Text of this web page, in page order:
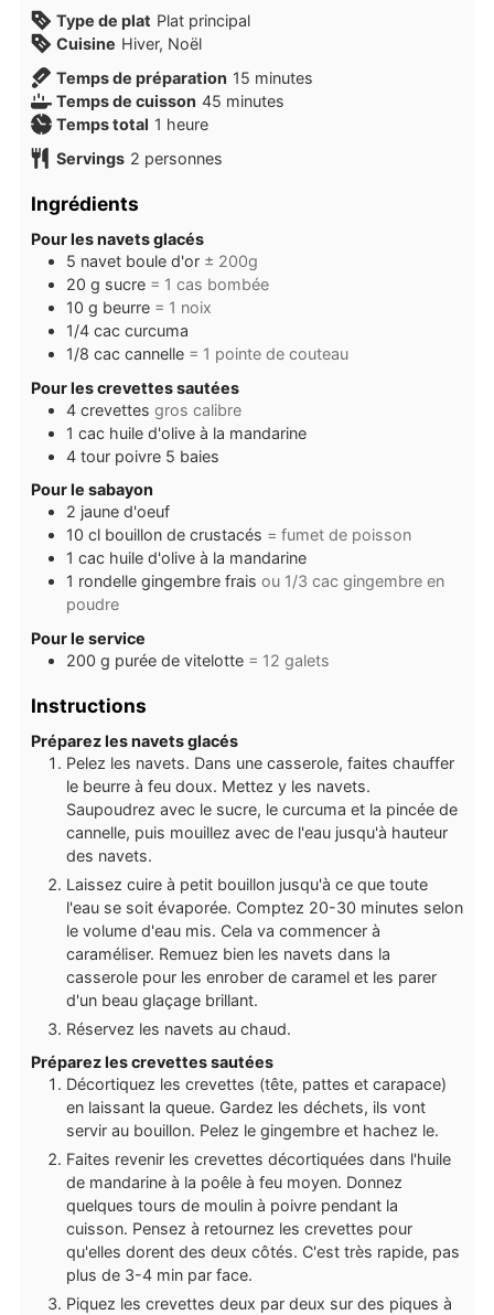
Type de plat Plat principal
Cuisine Hiver, Noël
Temps de préparation 15 minutes
minutes
Temps de cuisson 45 minutes
minutes
Temps total 1 heure
heure
Servings 2 personnes
Ingrédients
Pour les navets glacés
5 navet boule d'or ± 200g
20 g sucre = 1 cas bombée
10 g beurre = 1 noix
1/4 cac curcuma
1/8 cac cannelle = 1 pointe de couteau
Pour les crevettes sautées
4 crevettes gros calibre
1 cac huile d'olive à la mandarine
4 tour poivre 5 baies
Pour le sabayon
2 jaune d'oeuf
10 cl bouillon de crustacés = fumet de poisson
1 cac huile d'olive à la mandarine
1 rondelle gingembre frais ou 1/3 cac gingembre en
poudre
Pour le service
200 g purée de vitelotte = 12 galets
Instructions
Préparez les navets glacés
Pelez les navets. Dans une casserole, faites chauffer
le beurre à feu doux. Mettez y les navets.
Saupoudrez avec le sucre, le curcuma et la pincée de
cannelle, puis mouillez avec de l'eau jusqu'à hauteur
des navets.
Laissez cuire à petit bouillon jusqu'à ce que toute
l'eau se soit évaporée. Comptez 20-30 minutes selon
le volume d'eau mis. Cela va commencer à
caraméliser. Remuez bien les navets dans la
casserole pour les enrober de caramel et les parer
d'un beau glaçage brillant.
Réservez les navets au chaud.
Préparez les crevettes sautées
Décortiquez les crevettes (tête, pattes et carapace)
en laissant la queue. Gardez les déchets, ils vont
servir au bouillon. Pelez le gingembre et hachez le.
Faites revenir les crevettes décortiquées dans l'huile
de mandarine à la poêle à feu moyen. Donnez
quelques tours de moulin à poivre pendant la
cuisson. Pensez à retournez les crevettes pour
qu'elles dorent des deux côtés. C'est très rapide, pas
plus de 3-4 min par face.
Piquez les crevettes deux par deux sur des piques à